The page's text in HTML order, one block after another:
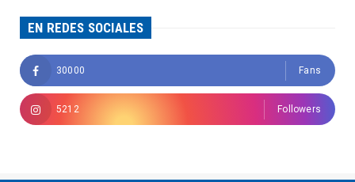
EN REDES SOCIALES
30000 Fans
5212 Followers